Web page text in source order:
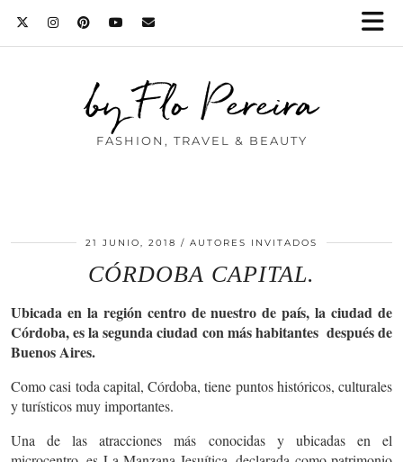
by Flo Pereira
FASHION, TRAVEL & BEAUTY
21 JUNIO, 2018 AUTORES INVITADOS
CÓRDOBA CAPITAL.
Ubicada en la región centro de nuestro de país, la ciudad de
Córdoba, es la segunda ciudad con más habitantes después de
Buenos Aires.
Como casi toda capital, Córdoba, tiene puntos históricos, culturales
y turísticos muy importantes.
Una de las atracciones más conocidas y ubicadas en el